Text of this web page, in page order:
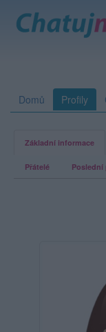
Domů Profily
Základní informace
Přátelé Poslední